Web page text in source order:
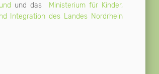
und das
Ministerium für Kinder,
Integration des Landes Nordrhein